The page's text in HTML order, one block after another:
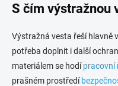
S čím výstražnou
Výstražná vesta řeší hlavně
potřeba doplnit i další
materiálem se hodípracovní
prašném prostředí